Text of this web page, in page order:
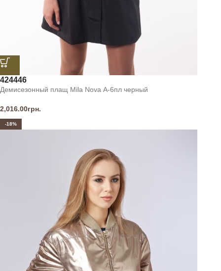
424446
Демисезонный плащ Mila Nova А-6пл черный
2,016.00грн.
-18%